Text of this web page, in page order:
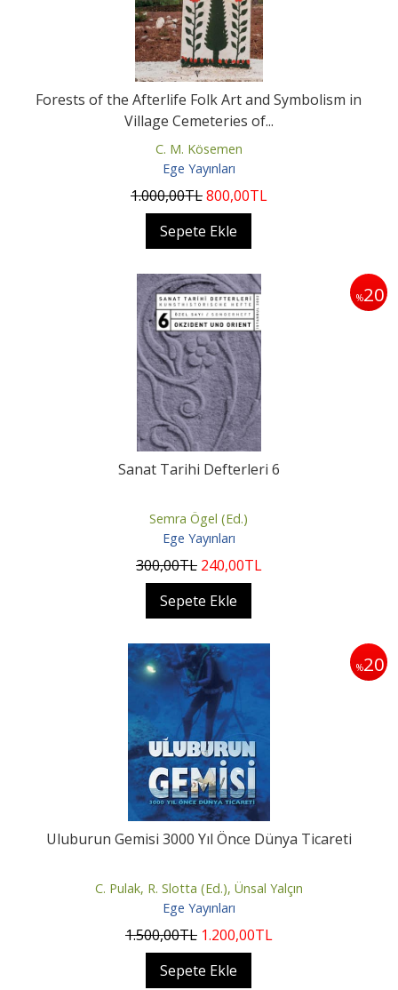
Forests of the Afterlife Folk Art and Symbolism in
Village Cemeteries of...
C. M. Kösemen
Ege Yayınları
1.000,00TL800,00TL
Sepete Ekle
%20
Sanat Tarihi Defterleri 6
Semra Ögel (Ed.)
Ege Yayınları
300,00TL 240,00TL
Sepete Ekle
%20
Uluburun Gemisi 3000 Yıl Önce Dünya Ticareti
C. Pulak, R. Slotta (Ed.), Ünsal Yalçın
Ege Yayınları
1.500,00TL 1.200,00TL
Sepete Ekle